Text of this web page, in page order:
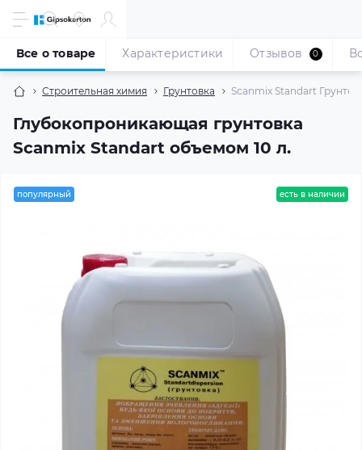
Строительная химия Грунтовка Scanmix Standart
Глубокопроникающая грунтовка
Scanmix Standart объемом 10 л.
Все о товаре Характеристики Отзывов 0
популярный есть в наличии